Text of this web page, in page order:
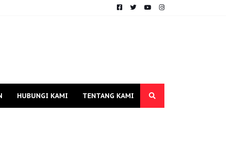
HUBUNGI KAMI
TENTANG KAMI